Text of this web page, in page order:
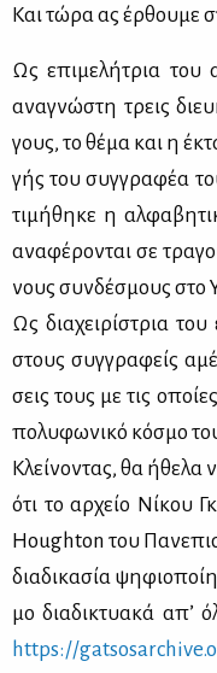
Και τώ­ρα ας έρ­θου­με
Ως επι­με­λή­τρια του
ανα­γνώ­στη τρεις
γους, το θέ­μα και η
γής του συγ­γρα­φέα
τι­μή­θη­κε η
ανα­φέ­ρο­νται σε
νους συν­δέ­σμους στο
Ως δια­χει­ρί­στρια
στους συγ­γρα­φείς
σεις τους με τις
πο­λυ­φω­νι­κό κό­σμο
Κλεί­νο­ντας, θα
ότι το αρ­χείο Νί­κου
Houghton του
δια­δι­κα­σία
μο δια­δι­κτυα­κά απ’
https://​